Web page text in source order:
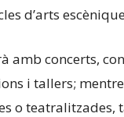
d’arts
amb concerts,
i tallers;
o